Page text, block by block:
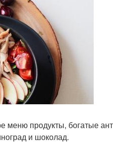
меню продукты, богатые
и шоколад.